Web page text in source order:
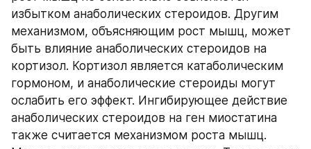
избытком анаболических стероидов. Другим
механизмом, объясняющим рост мышц, может
быть влияние анаболических стероидов на
кортизол. Кортизол является катаболическим
гормоном, и анаболические стероиды могут
ослабить его эффект. Ингибирующее действие
анаболических стероидов на ген миостатина
также считается механизмом роста мышц.